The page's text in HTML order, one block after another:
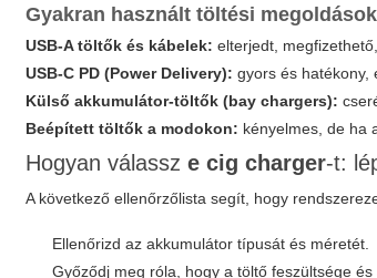
Gyakran használt töltési megoldások
USB-A töltők és kábelek: elterjedt,
USB-C PD (Power Delivery): gyors és hatékony,
Külső akkumulátor-töltők (bay chargers):
Beépített töltők a modokon: kényelmes, de ha
Hogyan válassze cig charger-t:
A következő ellenőrzőlista segít, hogy
Ellenőrizd az akkumulátor típusát és méretét.
Győződj meg róla, hogy a töltő feszültsége